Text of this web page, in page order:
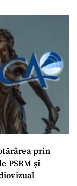
prin
PSRM și